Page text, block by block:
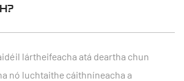
lártheifeacha atá deartha chun
nó luchtaithe cáithníneacha a